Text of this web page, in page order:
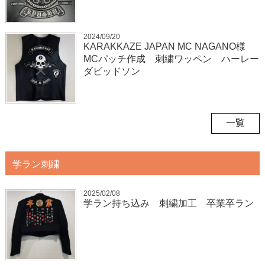
2024/09/20
KARAKKAZE JAPAN MC NAGANO様
MCパッチ作成 刺繍ワッペン ハーレー
ダビッドソン
一覧
学ラン刺繍
2025/02/08
学ラン持ち込み 刺繍加工 卒業卒ラン